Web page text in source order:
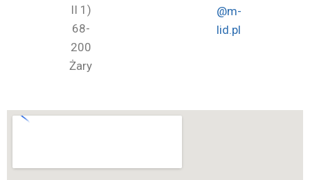
II 1)
68-
200
Żary
@m-
lid.pl